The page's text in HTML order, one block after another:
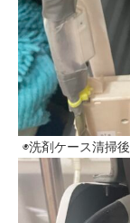
◉洗剤ケース清掃後